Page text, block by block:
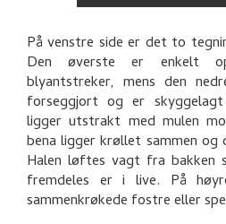
GENERELL
TEKNISK
PROVENIENS
RELATERTE
UTFORSK
På venstre side er det to
Den øverste er enkelt
blyantstreker, mens den
forseggjort og er
ligger utstrakt med mulen
bena ligger krøllet sammen
Halen løftes vagt fra bakken
fremdeles er i live. På
sammenkrøkede fostre eller